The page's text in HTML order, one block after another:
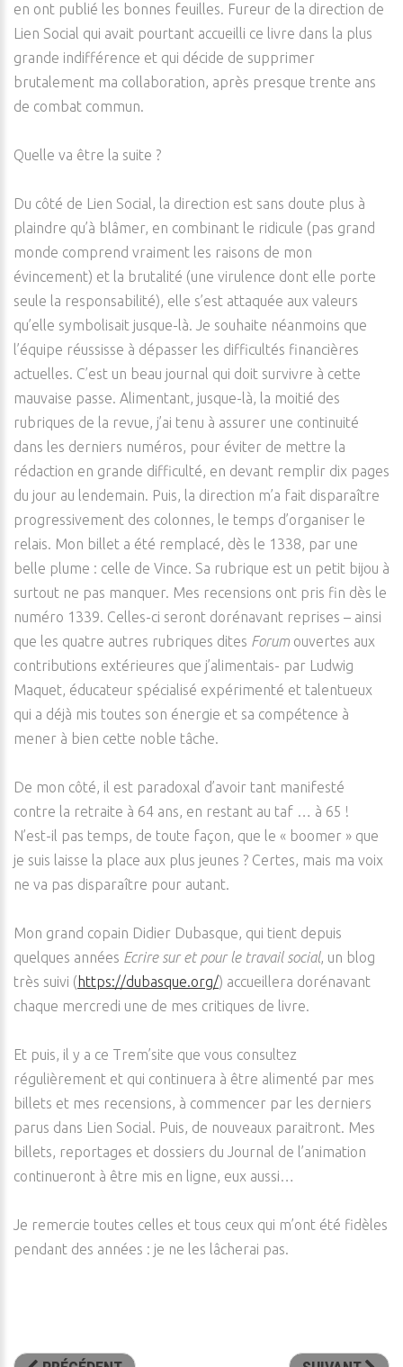
en ont publié les bonnes feuilles. Fureur de la direction de
Lien Social qui avait pourtant accueilli ce livre dans la plus
grande indifférence et qui décide de supprimer
brutalement ma collaboration, après presque trente ans
de combat commun.
Quelle va être la suite ?
Du côté de Lien Social, la direction est sans doute plus à
plaindre qu’à blâmer, en combinant le ridicule (pas grand
monde comprend vraiment les raisons de mon
évincement) et la brutalité (une virulence dont elle porte
seule la responsabilité), elle s’est attaquée aux valeurs
qu’elle symbolisait jusque-là. Je souhaite néanmoins que
l’équipe réussisse à dépasser les difficultés financières
actuelles. C’est un beau journal qui doit survivre à cette
mauvaise passe. Alimentant, jusque-là, la moitié des
rubriques de la revue, j’ai tenu à assurer une continuité
dans les derniers numéros, pour éviter de mettre la
rédaction en grande difficulté, en devant remplir dix pages
du jour au lendemain. Puis, la direction m’a fait disparaître
progressivement des colonnes, le temps d’organiser le
relais. Mon billet a été remplacé, dès le 1338, par une
belle plume : celle de Vince. Sa rubrique est un petit bijou à
surtout ne pas manquer. Mes recensions ont pris fin dès le
numéro 1339. Celles-ci seront dorénavant reprises – ainsi
que les quatre autres rubriques dites Forum ouvertes aux
contributions extérieures que j’alimentais- par Ludwig
Maquet, éducateur spécialisé expérimenté et talentueux
qui a déjà mis toutes son énergie et sa compétence à
mener à bien cette noble tâche.
De mon côté, il est paradoxal d’avoir tant manifesté
contre la retraite à 64 ans, en restant au taf … à 65 !
N’est-il pas temps, de toute façon, que le « boomer » que
je suis laisse la place aux plus jeunes ? Certes, mais ma voix
ne va pas disparaître pour autant.
Mon grand copain Didier Dubasque, qui tient depuis
quelques années Ecrire sur et pour le travail social, un blog
très suivi ( https://dubasque.org/) accueillera dorénavant
chaque mercredi une de mes critiques de livre.
Et puis, il y a ce Trem’site que vous consultez
régulièrement et qui continuera à être alimenté par mes
billets et mes recensions, à commencer par les derniers
parus dans Lien Social. Puis, de nouveaux paraitront. Mes
billets, reportages et dossiers du Journal de l’animation
continueront à être mis en ligne, eux aussi…
Je remercie toutes celles et tous ceux qui m’ont été fidèles
pendant des années : je ne les lâcherai pas.